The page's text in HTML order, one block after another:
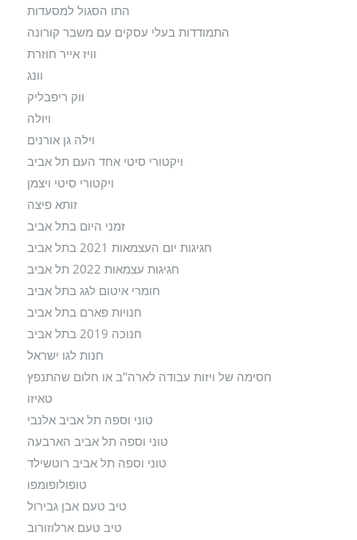
התו הסגול למסעדות
התמודדות בעלי עסקים עם משבר קורונה
וויז אייר חוזרת
וונג
ווק ריפבליק
ויולה
וילה גן אורנים
ויקטורי סיטי אחד העם תל אביב
ויקטורי סיטי ויצמן
זותא פיצה
זמני היום בתל אביב
חגיגות יום העצמאות 2021 בתל אביב
חגיגות עצמאות 2022 תל אביב
חומרי איטום לגג בתל אביב
חנויות פארם בתל אביב
חנוכה 2019 בתל אביב
חנות לגו ישראל
חסימה של ויזות עבודה לארה"ב או חלום שהתנפץ
טאיזו
טוני וספה תל אביב אלנבי
טוני וספה תל אביב הארבעה
טוני וספה תל אביב רוטשילד
טופולופומפו
טיב טעם אבן גבירול
טיב טעם ארלוזורוב